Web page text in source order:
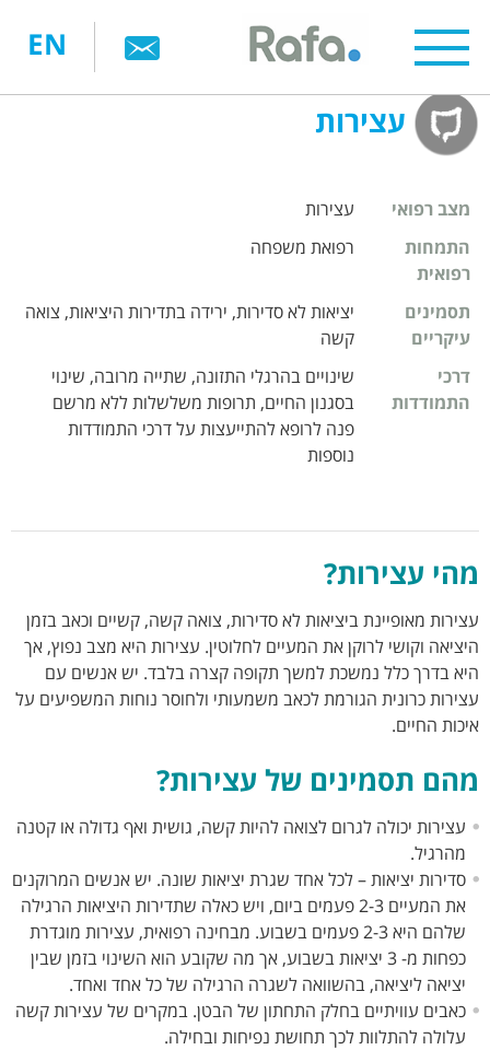
לתוכן
EN
עצירות
מצב רפואי
עצירות
התמחות
רפואית
רפואת משפחה
תסמינים
עיקריים
יציאות לא סדירות, ירידה בתדירות היציאות, צואה
קשה
דרכי
התמודדות
שינויים בהרגלי התזונה, שתייה מרובה, שינוי
בסגנון החיים, תרופות משלשלות ללא מרשם
פנה לרופא להתייעצות על דרכי התמודדות
נוספות
מהי עצירות?
עצירות מאופיינת ביציאות לא סדירות, צואה קשה, קשיים וכאב בזמן
היציאה וקושי לרוקן את המעיים לחלוטין. עצירות היא מצב נפוץ, אך
היא בדרך כלל נמשכת למשך תקופה קצרה בלבד. יש אנשים עם
עצירות כרונית הגורמת לכאב משמעותי ולחוסר נוחות המשפיעים על
איכות החיים.
מהם תסמינים של עצירות?
עצירות יכולה לגרום לצואה להיות קשה, גושית ואף גדולה או קטנה
מהרגיל.
סדירות יציאות – לכל אחד שגרת יציאות שונה. יש אנשים המרוקנים
את המעיים 2-3 פעמים ביום, ויש כאלה שתדירות היציאות הרגילה
שלהם היא 2-3 פעמים בשבוע. מבחינה רפואית, עצירות מוגדרת
כפחות מ- 3 יציאות בשבוע, אך מה שקובע הוא השינוי בזמן שבין
יציאה ליציאה, בהשוואה לשגרה הרגילה של כל אחד ואחד.
כאבים עוויתיים בחלק התחתון של הבטן. במקרים של עצירות קשה
עלולה להתלוות לכך תחושת נפיחות ובחילה.